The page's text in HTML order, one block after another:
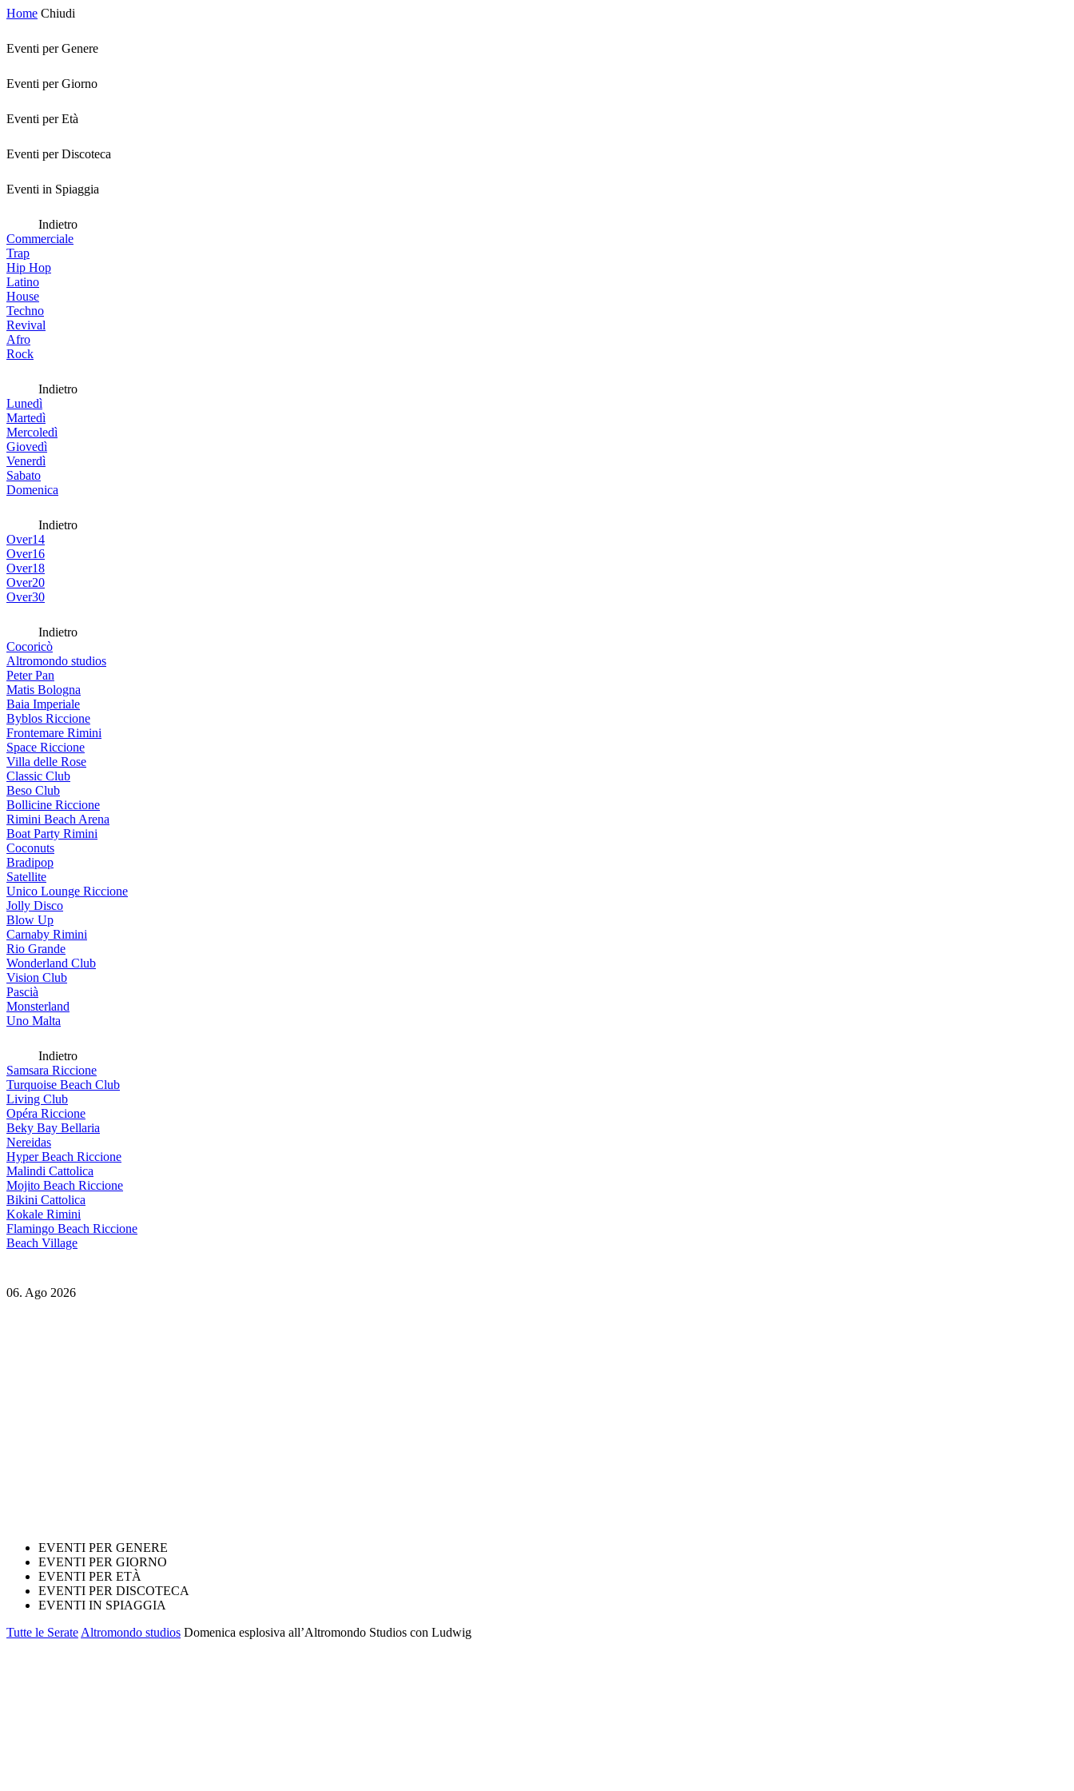
Home Chiudi
Eventi per Genere
Eventi per Giorno
Eventi per Età
Eventi per Discoteca
Eventi in Spiaggia
Indietro
Commerciale
Trap
Hip Hop
Latino
House
Techno
Revival
Afro
Rock
Indietro
Lunedì
Martedì
Mercoledì
Giovedì
Venerdì
Sabato
Domenica
Indietro
Over14
Over16
Over18
Over20
Over30
Indietro
Cocoricò
Altromondo studios
Peter Pan
Matis Bologna
Baia Imperiale
Byblos Riccione
Frontemare Rimini
Space Riccione
Villa delle Rose
Classic Club
Beso Club
Bollicine Riccione
Rimini Beach Arena
Boat Party Rimini
Coconuts
Bradipop
Satellite
Unico Lounge Riccione
Jolly Disco
Blow Up
Carnaby Rimini
Rio Grande
Wonderland Club
Vision Club
Pascià
Monsterland
Uno Malta
Indietro
Samsara Riccione
Turquoise Beach Club
Living Club
Opéra Riccione
Beky Bay Bellaria
Nereidas
Hyper Beach Riccione
Malindi Cattolica
Mojito Beach Riccione
Bikini Cattolica
Kokale Rimini
Flamingo Beach Riccione
Beach Village
06. Ago 2026
EVENTI PER GENERE
EVENTI PER GIORNO
EVENTI PER ETÀ
EVENTI PER DISCOTECA
EVENTI IN SPIAGGIA
Tutte le Serate Altromondo studios Domenica esplosiva all’Altromondo Studios con Ludwig